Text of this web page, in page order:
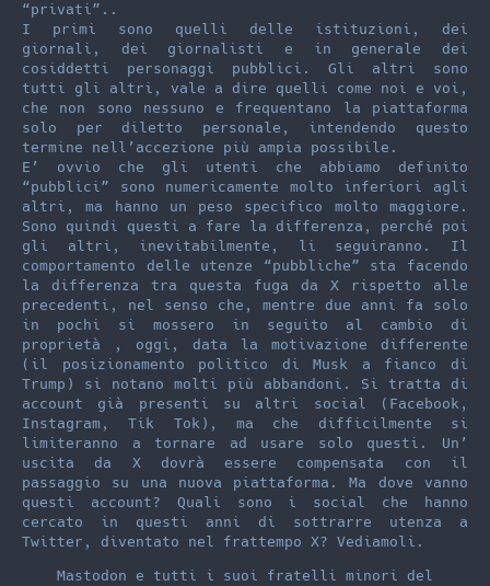
“privati”..
I primi sono quelli delle istituzioni, dei
giornali, dei giornalisti e in generale dei
cosiddetti personaggi pubblici. Gli altri sono
tutti gli altri, vale a dire quelli come noi e voi,
che non sono nessuno e frequentano la piattaforma
solo per diletto personale, intendendo questo
termine nell’accezione più ampia possibile.
E’ ovvio che gli utenti che abbiamo definito
“pubblici” sono numericamente molto inferiori agli
altri, ma hanno un peso specifico molto maggiore.
Sono quindi questi a fare la differenza, perché poi
gli altri, inevitabilmente, li seguiranno. Il
comportamento delle utenze “pubbliche” sta facendo
la differenza tra questa fuga da X rispetto alle
precedenti, nel senso che, mentre due anni fa solo
in pochi si mossero in seguito al cambio di
proprietà , oggi, data la motivazione differente
(il posizionamento politico di Musk a fianco di
Trump) si notano molti più abbandoni. Si tratta di
account già presenti su altri social (Facebook,
Instagram, Tik Tok), ma che difficilmente si
limiteranno a tornare ad usare solo questi. Un’
uscita da X dovrà essere compensata con il
passaggio su una nuova piattaforma. Ma dove vanno
questi account? Quali sono i social che hanno
cercato in questi anni di sottrarre utenza a
Twitter, diventato nel frattempo X? Vediamoli.
Mastodon e tutti i suoi fratelli minori del